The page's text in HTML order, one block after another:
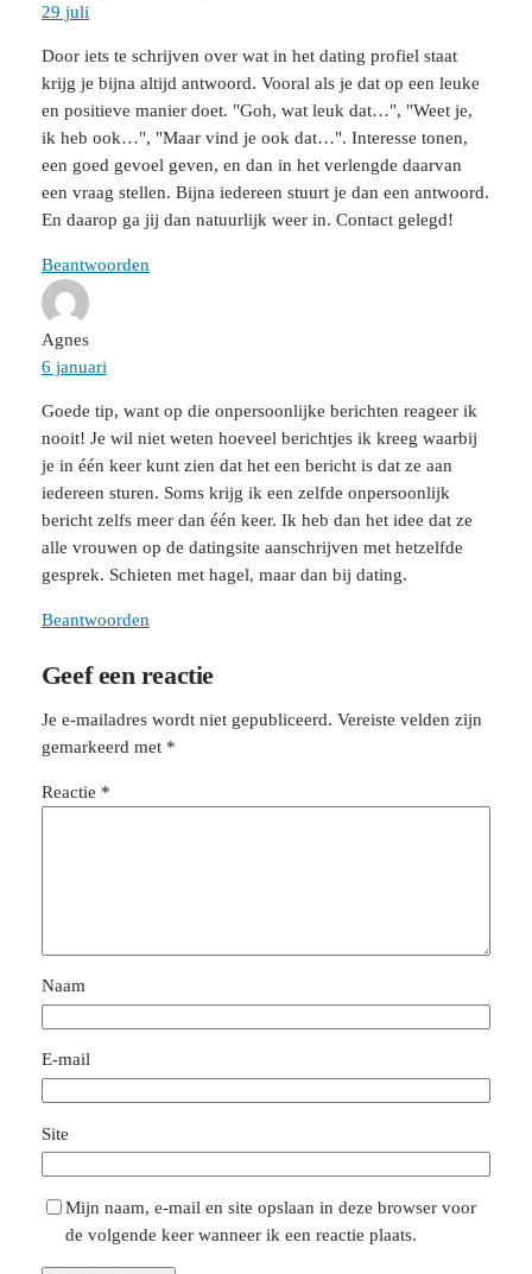
29 juli
Door iets te schrijven over wat in het dating profiel staat
krijg je bijna altijd antwoord. Vooral als je dat op een leuke
en positieve manier doet. "Goh, wat leuk dat…", "Weet je,
ik heb ook…", "Maar vind je ook dat…". Interesse tonen,
een goed gevoel geven, en dan in het verlengde daarvan
een vraag stellen. Bijna iedereen stuurt je dan een antwoord.
En daarop ga jij dan natuurlijk weer in. Contact gelegd!
Beantwoorden
Agnes
6 januari
Goede tip, want op die onpersoonlijke berichten reageer ik
nooit! Je wil niet weten hoeveel berichtjes ik kreeg waarbij
je in één keer kunt zien dat het een bericht is dat ze aan
iedereen sturen. Soms krijg ik een zelfde onpersoonlijk
bericht zelfs meer dan één keer. Ik heb dan het idee dat ze
alle vrouwen op de datingsite aanschrijven met hetzelfde
gesprek. Schieten met hagel, maar dan bij dating.
Beantwoorden
Geef een reactie
Je e-mailadres wordt niet gepubliceerd. Vereiste velden zijn
gemarkeerd met *
Reactie *
Naam
E-mail
Site
Mijn naam, e-mail en site opslaan in deze browser voor
de volgende keer wanneer ik een reactie plaats.